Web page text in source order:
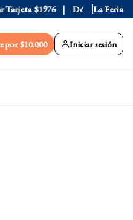
$1976 Dólar Blue $1530
La Feria
por $10.000 Iniciar sesión